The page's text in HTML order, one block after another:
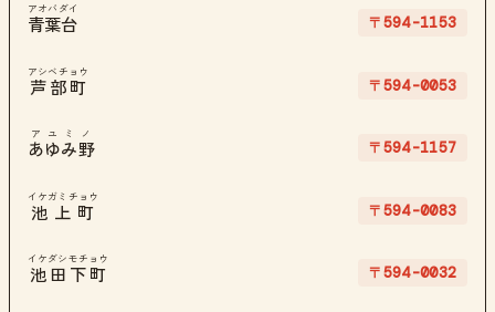
青葉台
アオバダイ
〒594-1153
芦部町
アシベチョウ
〒594-0053
あゆみ野
アユミノ
〒594-1157
池上町
イケガミチョウ
〒594-0083
池田下町
イケダシモチョウ
〒594-0032